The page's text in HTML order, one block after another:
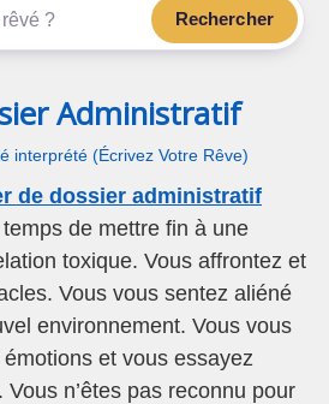
Rechercher
Administratif
interprété (Écrivez Votre Rêve)
de dossier administratif
de mettre fin à une
toxique. Vous affrontez et
Vous vous sentez aliéné
environnement. Vous vous
et vous essayez
Vous n’êtes pas reconnu pour